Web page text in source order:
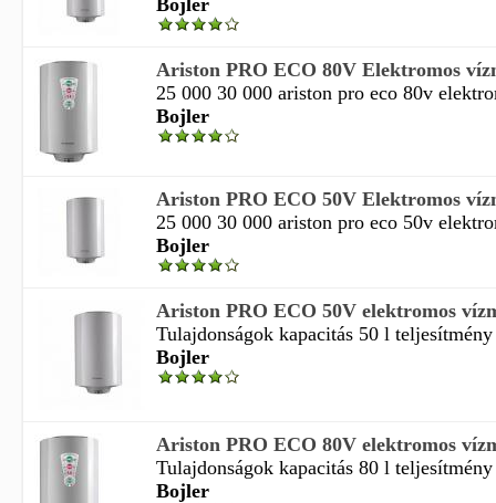
Bojler
Ariston PRO ECO 80V Elektromos
25 000 30 000 ariston pro eco 80v
Bojler
Ariston PRO ECO 50V Elektromos
25 000 30 000 ariston pro eco 50v
Bojler
Ariston PRO ECO 50V elektromos
Tulajdonságok kapacitás 50 l
Bojler
Ariston PRO ECO 80V elektromos
Tulajdonságok kapacitás 80 l
Bojler